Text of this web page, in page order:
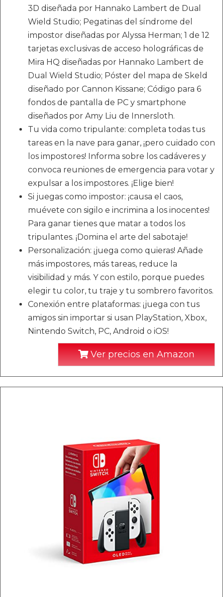
3D diseñada por Hannako Lambert de Dual
Wield Studio; Pegatinas del síndrome del
impostor diseñadas por Alyssa Herman; 1 de 12
tarjetas exclusivas de acceso holográficas de
Mira HQ diseñadas por Hannako Lambert de
Dual Wield Studio; Póster del mapa de Skeld
diseñado por Cannon Kissane; Código para 6
fondos de pantalla de PC y smartphone
diseñados por Amy Liu de Innersloth.
Tu vida como tripulante: completa todas tus
tareas en la nave para ganar, ¡pero cuidado con
los impostores! Informa sobre los cadáveres y
convoca reuniones de emergencia para votar y
expulsar a los impostores. ¡Elige bien!
Si juegas como impostor: ¡causa el caos,
muévete con sigilo e incrimina a los inocentes!
Para ganar tienes que matar a todos los
tripulantes. ¡Domina el arte del sabotaje!
Personalización: ¡juega como quieras! Añade
más impostores, más tareas, reduce la
visibilidad y más. Y con estilo, porque puedes
elegir tu color, tu traje y tu sombrero favoritos.
Conexión entre plataformas: ¡juega con tus
amigos sin importar si usan PlayStation, Xbox,
Nintendo Switch, PC, Android o iOS!
Ver precios en Amazon